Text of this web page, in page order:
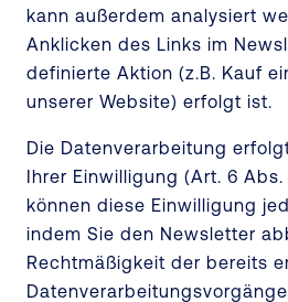
kann außerdem analysiert
Anklicken des Links im
definierte Aktion (z.B. Kauf
unserer Website) erfolgt ist.
Die Datenverarbeitung
Ihrer Einwilligung (Art. 6 Abs.
können diese Einwilligung
indem Sie den Newsletter
Rechtmäßigkeit der bereits